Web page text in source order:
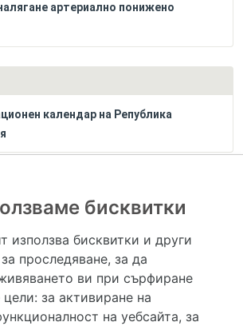
артериално понижено
календар на Република
зравен или сроден специалист и НЕ дава медицински
съвети. Hapche.bg НЕ се явява медицинска услуга и НЕ
Hapche.bg НЕ препоръчва медицински и други здравни и
Hapche.bg НЕ търгува с лекарствени продукти и
публикувана в Hapche.bg, е предназначена да служи
цели. Същата се предоставя без всякаква гаранция за
бисквитки
използва бисквитки и други
проследяване, за да
ви при сърфиране
цели: за активиране на
на уебсайта, за